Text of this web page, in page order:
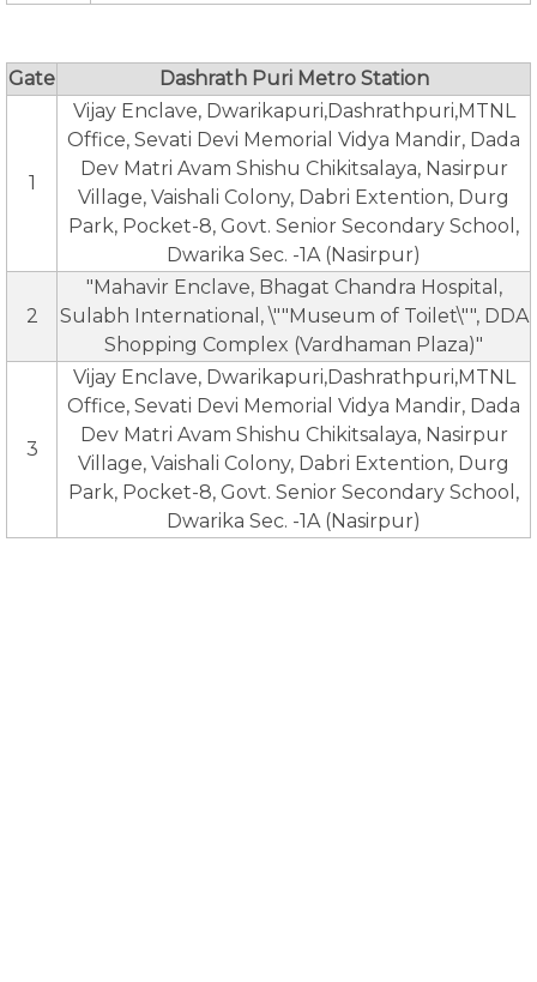
Gate Dashrath Puri Metro Station
1
Vijay Enclave, Dwarikapuri,Dashrathpuri,MTNL
Office, Sevati Devi Memorial Vidya Mandir, Dada
Dev Matri Avam Shishu Chikitsalaya, Nasirpur
Village, Vaishali Colony, Dabri Extention, Durg
Park, Pocket-8, Govt. Senior Secondary School,
Dwarika Sec. -1A (Nasirpur)
2
"Mahavir Enclave, Bhagat Chandra Hospital,
Sulabh International, \""Museum of Toilet\"", DDA
Shopping Complex (Vardhaman Plaza)"
3
Vijay Enclave, Dwarikapuri,Dashrathpuri,MTNL
Office, Sevati Devi Memorial Vidya Mandir, Dada
Dev Matri Avam Shishu Chikitsalaya, Nasirpur
Village, Vaishali Colony, Dabri Extention, Durg
Park, Pocket-8, Govt. Senior Secondary School,
Dwarika Sec. -1A (Nasirpur)